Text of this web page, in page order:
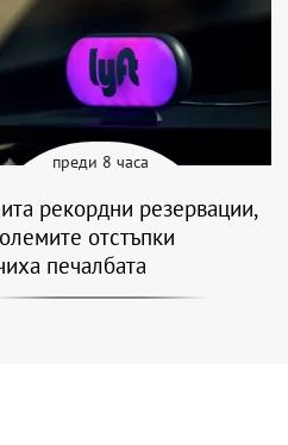
преди 8 часа
рекордни резервации,
отстъпки
печалбата